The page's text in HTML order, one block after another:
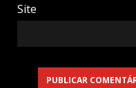
Site